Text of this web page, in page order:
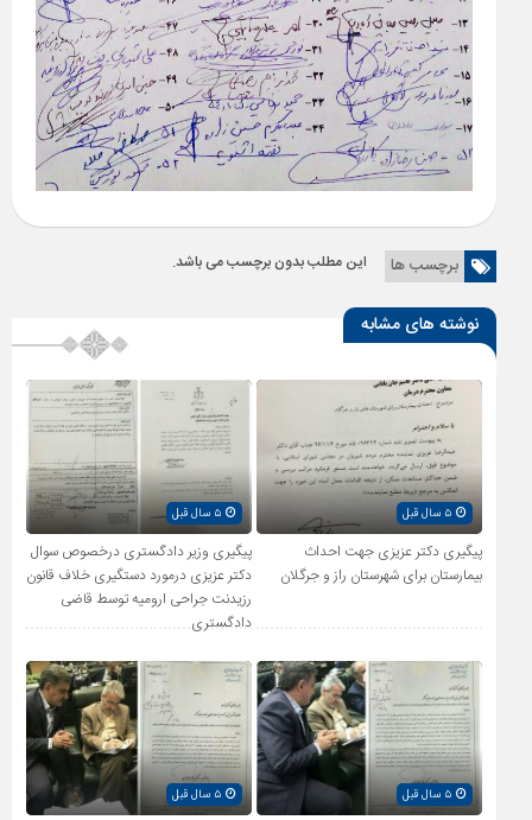
برچسب ها این مطلب بدون برچسب می باشد.
نوشته های مشابه
۵ سال قبل
پیگیری دکتر عزیزی جهت احداث
بیمارستان برای شهرستان راز و جرگلان
۵ سال قبل
پیگیری وزیر دادگستری درخصوص سوال
دکتر عزیزی درمورد دستگیری خلاف قانون
رزیدنت جراحی ارومیه توسط قاضی
دادگستری
۵ سال قبل ۵ سال قبل